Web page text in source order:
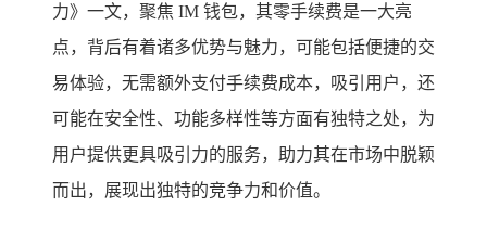
力》一文，聚焦 IM 钱包，其零手续费是一大亮
点，背后有着诸多优势与魅力，可能包括便捷的交
易体验，无需额外支付手续费成本，吸引用户，还
可能在安全性、功能多样性等方面有独特之处，为
用户提供更具吸引力的服务，助力其在市场中脱颖
而出，展现出独特的竞争力和价值。